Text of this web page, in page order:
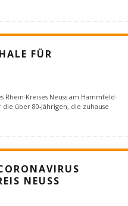
FÜR
Kreises Neuss am Hammfeld-
über 80-Jährigen, die zuhause
NEUSS